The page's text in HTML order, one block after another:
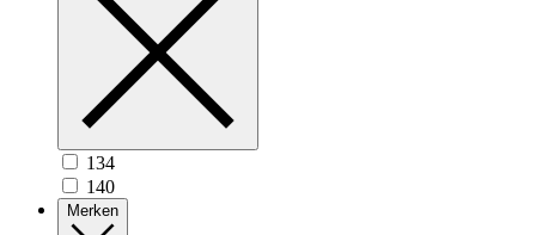
134
140
Merken